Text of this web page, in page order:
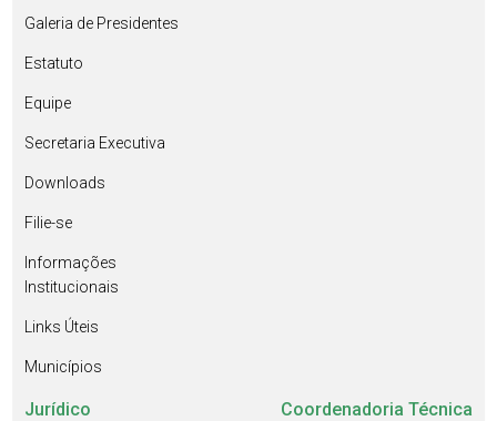
Galeria de Presidentes
Estatuto
Equipe
Secretaria Executiva
Downloads
Filie-se
Informações
Institucionais
Links Úteis
Municípios
Jurídico Coordenadoria Técnica